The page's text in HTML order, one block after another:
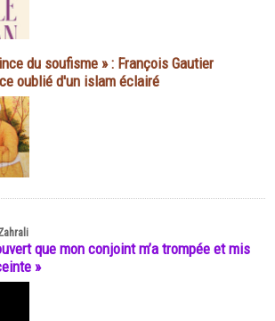
du soufisme » : François Gautier
oublié d'un islam éclairé
que mon conjoint m’a trompée et mis
»